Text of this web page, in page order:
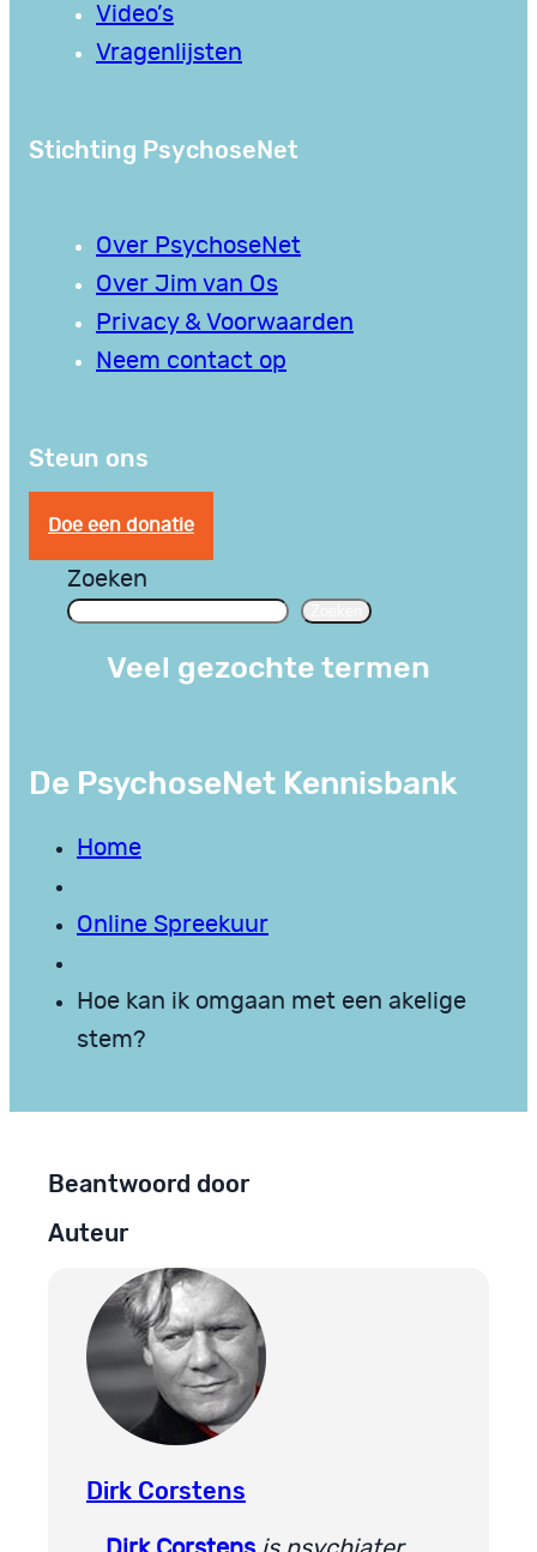
Video’s
Vragenlijsten
Stichting PsychoseNet
Over PsychoseNet
Over Jim van Os
Privacy & Voorwaarden
Neem contact op
Steun ons
Doe een donatie
Zoeken
Veel gezochte termen
De PsychoseNet Kennisbank
Home
Online Spreekuur
Hoe kan ik omgaan met een akelige
stem?
Beantwoord door
Auteur
Dirk Corstens